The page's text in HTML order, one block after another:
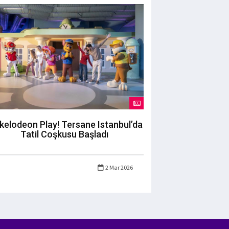
Play! Tersane Istanbul’da
Tatil Coşkusu Başladı
2 Mar 2026